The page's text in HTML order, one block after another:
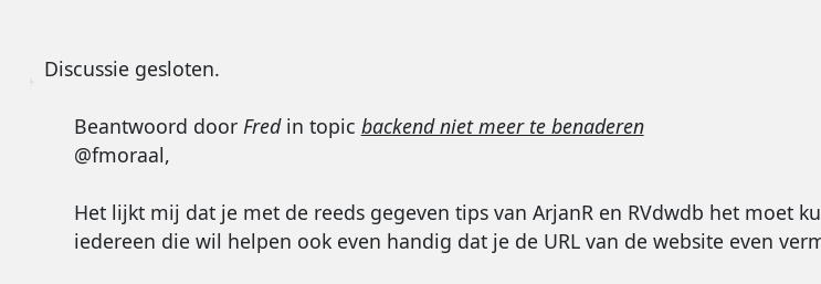
Discussie gesloten.
Beantwoord door Fredin topic backend niet meer te benaderen
@fmoraal,
Het lijkt mij dat je met de reeds gegeven tips van ArjanR en RVdwdb het moet
iedereen die wil helpen ook even handig dat je de URL van de website even